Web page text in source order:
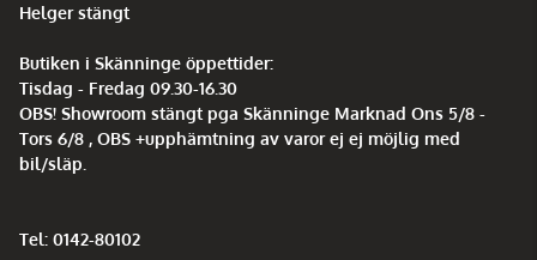
Helger stängt
Butiken i Skänninge öppettider:
Tisdag - Fredag 09.30-16.30
OBS! Showroom stängt pga Skänninge Marknad Ons 5/8 -
Tors 6/8 , OBS +upphämtning av varor ej ej möjlig med
bil/släp.
Tel: 0142-80102